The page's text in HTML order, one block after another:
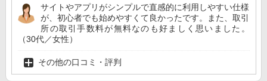
サイトやアプリがシンプルで直感的に利用しやすい仕様
が、初心者でも始めやすくて良かったです。また、取引
所の取引手数料が無料なのも好ましく思いました。
（30代／女性）
その他の口コミ・評判